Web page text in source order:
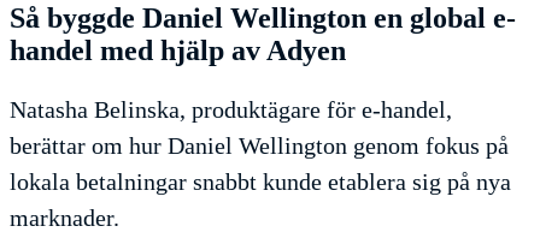
Så byggde Daniel Wellington en global e-
handel med hjälp av Adyen
Natasha Belinska, produktägare för e-handel,
berättar om hur Daniel Wellington genom fokus på
lokala betalningar snabbt kunde etablera sig på nya
marknader.